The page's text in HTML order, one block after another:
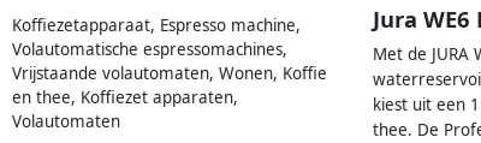
Jura
Met de JURA
kiest uit een
thee. De
Koffiezetapparaat, Espresso machine,
Volautomatische espressomachines,
Vrijstaande volautomaten, Wonen, Koffie
en thee, Koffiezet apparaten,
Volautomaten